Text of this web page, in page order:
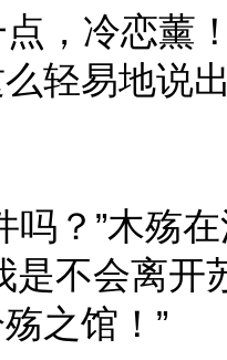
，冷恋薰
轻易地说
？”木殇
是不会离
之馆！”